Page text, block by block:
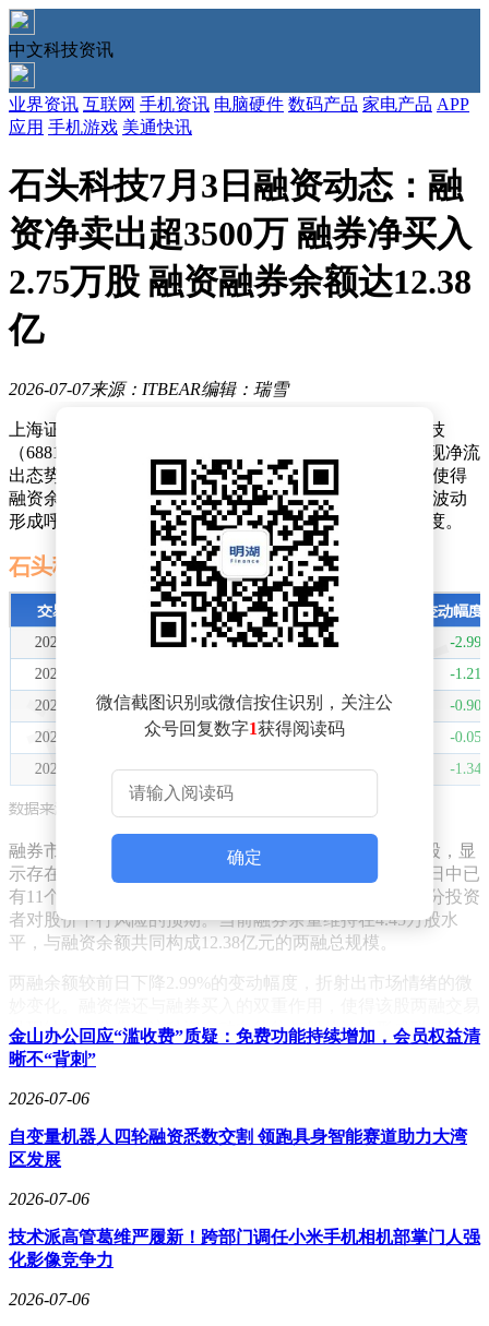
中文科技资讯
业界资讯 互联网 手机资讯 电脑硬件 数码产品 家电产品 APP
应用 手机游戏 美通快讯
石头科技7月3日融资动态：融
资净卖出超3500万 融券净买入
2.75万股 融资融券余额达12.38
亿
2026-07-07来源：ITBEAR编辑：瑞雪
上海证券交易所最新披露的融资融券数据显示，石头科技
（688169）7月3日出现显著资金动向。当日融资交易呈现净流
出态势，投资者偿还金额较买入金额多出3574.86万元，使得
融资余额降至12.33亿元。这种资金撤离现象与近期市场波动
形成呼应，反映出部分投资者对短期股价走势的谨慎态度。
融券市场则呈现相反操作，当日融券净买入量达2.75万股，显
示存在看空资金持续布局。值得注意的是，近20个交易日中已
有11个交易日出现融券净卖出，这种持续性操作暗示部分投资
者对股价下行风险的预期。当前融券余量维持在4.45万股水
平，与融资余额共同构成12.38亿元的两融总规模。
两融余额较前日下降2.99%的变动幅度，折射出市场情绪的微
呈现结构性分化。这种资金动向往往与股价波动形成联动效
应，值得投资者持续关注后续市场表现。
微信截图识别或微信按住识别，关注公
众号回复数字1获得阅读码
确定
金山办公回应“滥收费”质疑：免费功能持续增加，会员权益清
晰不“背刺”
2026-07-06
自变量机器人四轮融资悉数交割 领跑具身智能赛道助力大湾
区发展
2026-07-06
技术派高管葛维严履新！跨部门调任小米手机相机部掌门人强
化影像竞争力
2026-07-06